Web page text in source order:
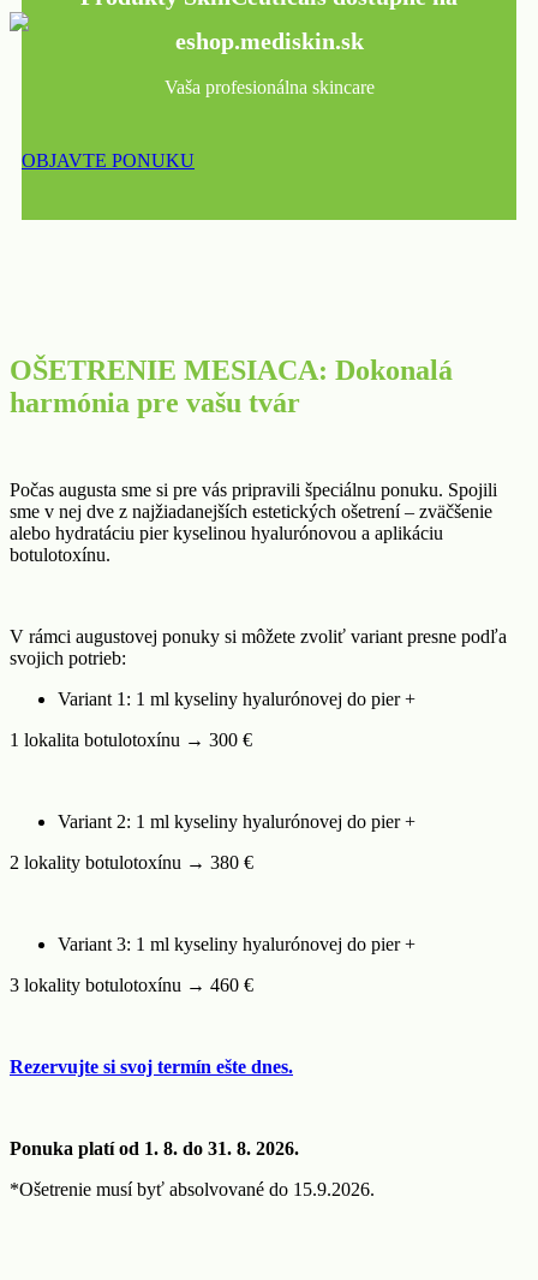
eshop.mediskin.sk
Vaša profesionálna skincare
OBJAVTE PONUKU
OŠETRENIE MESIACA: Dokonalá
harmónia pre vašu tvár
Počas augusta sme si pre vás pripravili špeciálnu ponuku. Spojili
sme v nej dve z najžiadanejších estetických ošetrení – zväčšenie
alebo hydratáciu pier kyselinou hyalurónovou a aplikáciu
botulotoxínu.
V rámci augustovej ponuky si môžete zvoliť variant presne podľa
svojich potrieb:
Variant 1: 1 ml kyseliny hyalurónovej do pier +
1 lokalita botulotoxínu → 300 €
Variant 2: 1 ml kyseliny hyalurónovej do pier +
2 lokality botulotoxínu → 380 €
Variant 3: 1 ml kyseliny hyalurónovej do pier +
3 lokality botulotoxínu → 460 €
Rezervujte si svoj termín ešte dnes.
Ponuka platí od 1. 8. do 31. 8. 2026.
*Ošetrenie musí byť absolvované do 15.9.2026.